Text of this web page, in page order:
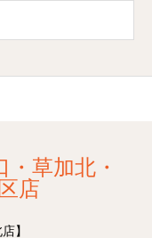
草加北・
店
】